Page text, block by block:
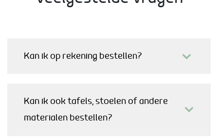
Kan ik op rekening bestellen?
Kan ik ook tafels, stoelen of andere
materialen bestellen?